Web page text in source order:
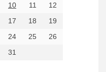
10 11
12
17 18
19
24 25
26
31